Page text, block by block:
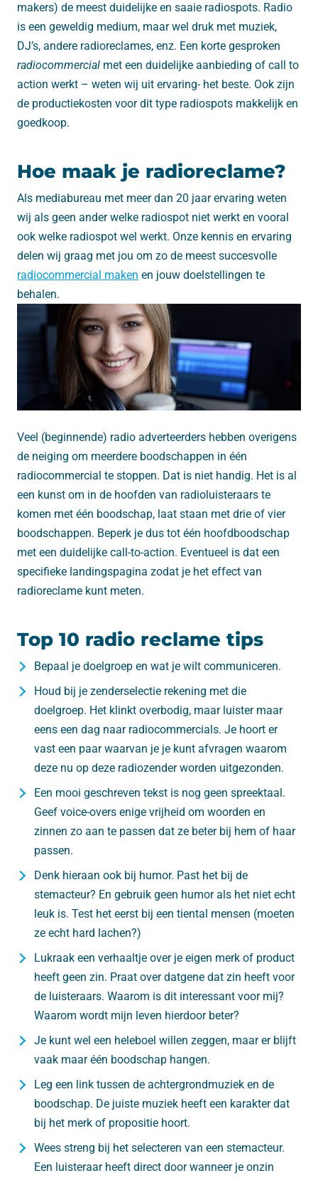
makers) de meest duidelijke en saaie radiospots. Radio
is een geweldig medium, maar wel druk met muziek,
DJ’s, andere radioreclames, enz. Een korte gesproken
radiocommercial met een duidelijke aanbieding of call to
action werkt – weten wij uit ervaring- het beste. Ook zijn
de productiekosten voor dit type radiospots makkelijk en
goedkoop.
Hoe maak je radioreclame?
Als mediabureau met meer dan 20 jaar ervaring weten
wij als geen ander welke radiospot niet werkt en vooral
ook welke radiospot wel werkt. Onze kennis en ervaring
delen wij graag met jou om zo de meest succesvolle
radiocommercial maken en jouw doelstellingen te
behalen.
Veel (beginnende) radio adverteerders hebben overigens
de neiging om meerdere boodschappen in één
radiocommercial te stoppen. Dat is niet handig. Het is al
een kunst om in de hoofden van radioluisteraars te
komen met één boodschap, laat staan met drie of vier
boodschappen. Beperk je dus tot één hoofdboodschap
met een duidelijke call-to-action. Eventueel is dat een
specifieke landingspagina zodat je het effect van
radioreclame kunt meten.
Top 10 radio reclame tips
Bepaal je doelgroep en wat je wilt communiceren.
Houd bij je zenderselectie rekening met die
doelgroep. Het klinkt overbodig, maar luister maar
eens een dag naar radiocommercials. Je hoort er
vast een paar waarvan je je kunt afvragen waarom
deze nu op deze radiozender worden uitgezonden.
Een mooi geschreven tekst is nog geen spreektaal.
Geef voice-overs enige vrijheid om woorden en
zinnen zo aan te passen dat ze beter bij hem of haar
passen.
Denk hieraan ook bij humor. Past het bij de
stemacteur? En gebruik geen humor als het niet echt
leuk is. Test het eerst bij een tiental mensen (moeten
ze echt hard lachen?)
Lukraak een verhaaltje over je eigen merk of product
heeft geen zin. Praat over datgene dat zin heeft voor
de luisteraars. Waarom is dit interessant voor mij?
Waarom wordt mijn leven hierdoor beter?
Je kunt wel een heleboel willen zeggen, maar er blijft
vaak maar één boodschap hangen.
Leg een link tussen de achtergrondmuziek en de
boodschap. De juiste muziek heeft een karakter dat
bij het merk of propositie hoort.
Wees streng bij het selecteren van een stemacteur.
Een luisteraar heeft direct door wanneer je onzin